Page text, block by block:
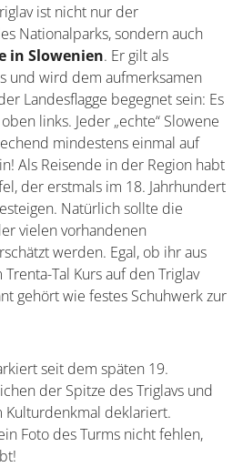
ist nicht nur der
Nationalparks, sondern auch
in Slowenien. Er gilt als
und wird dem aufmerksamen
Landesflagge begegnet sein: Es
links. Jeder „echte“ Slowene
mindestens einmal auf
Als Reisende in der Region habt
der erstmals im 18. Jahrhundert
Natürlich sollte die
vielen vorhandenen
werden. Egal, ob ihr aus
Tal Kurs auf den Triglav
gehört wie festes Schuhwerk zur
seit dem späten 19.
der Spitze des Triglavs und
Kulturdenkmal deklariert.
Foto des Turms nicht fehlen,